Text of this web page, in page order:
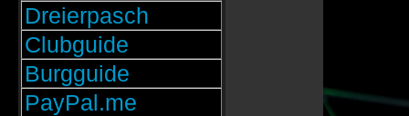
Dreierpasch
Clubguide
Burgguide
PayPal.me